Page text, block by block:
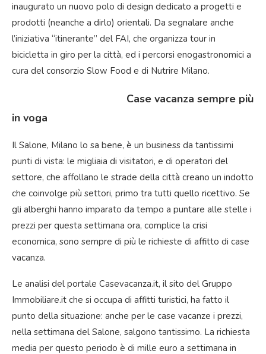
inaugurato un nuovo polo di design dedicato a progetti e
prodotti (neanche a dirlo) orientali. Da segnalare anche
l’iniziativa “itinerante” del FAI, che organizza tour in
bicicletta in giro per la città, ed i percorsi enogastronomici a
cura del consorzio Slow Food e di Nutrire Milano.
Case vacanza sempre più
in voga
Il Salone, Milano lo sa bene, è un business da tantissimi
punti di vista: le migliaia di visitatori, e di operatori del
settore, che affollano le strade della città creano un indotto
che coinvolge più settori, primo tra tutti quello ricettivo. Se
gli alberghi hanno imparato da tempo a puntare alle stelle i
prezzi per questa settimana ora, complice la crisi
economica, sono sempre di più le richieste di affitto di case
vacanza.
Le analisi del portale Casevacanza.it, il sito del Gruppo
Immobiliare.it che si occupa di affitti turistici, ha fatto il
punto della situazione: anche per le case vacanze i prezzi,
nella settimana del Salone, salgono tantissimo. La richiesta
media per questo periodo è di mille euro a settimana in